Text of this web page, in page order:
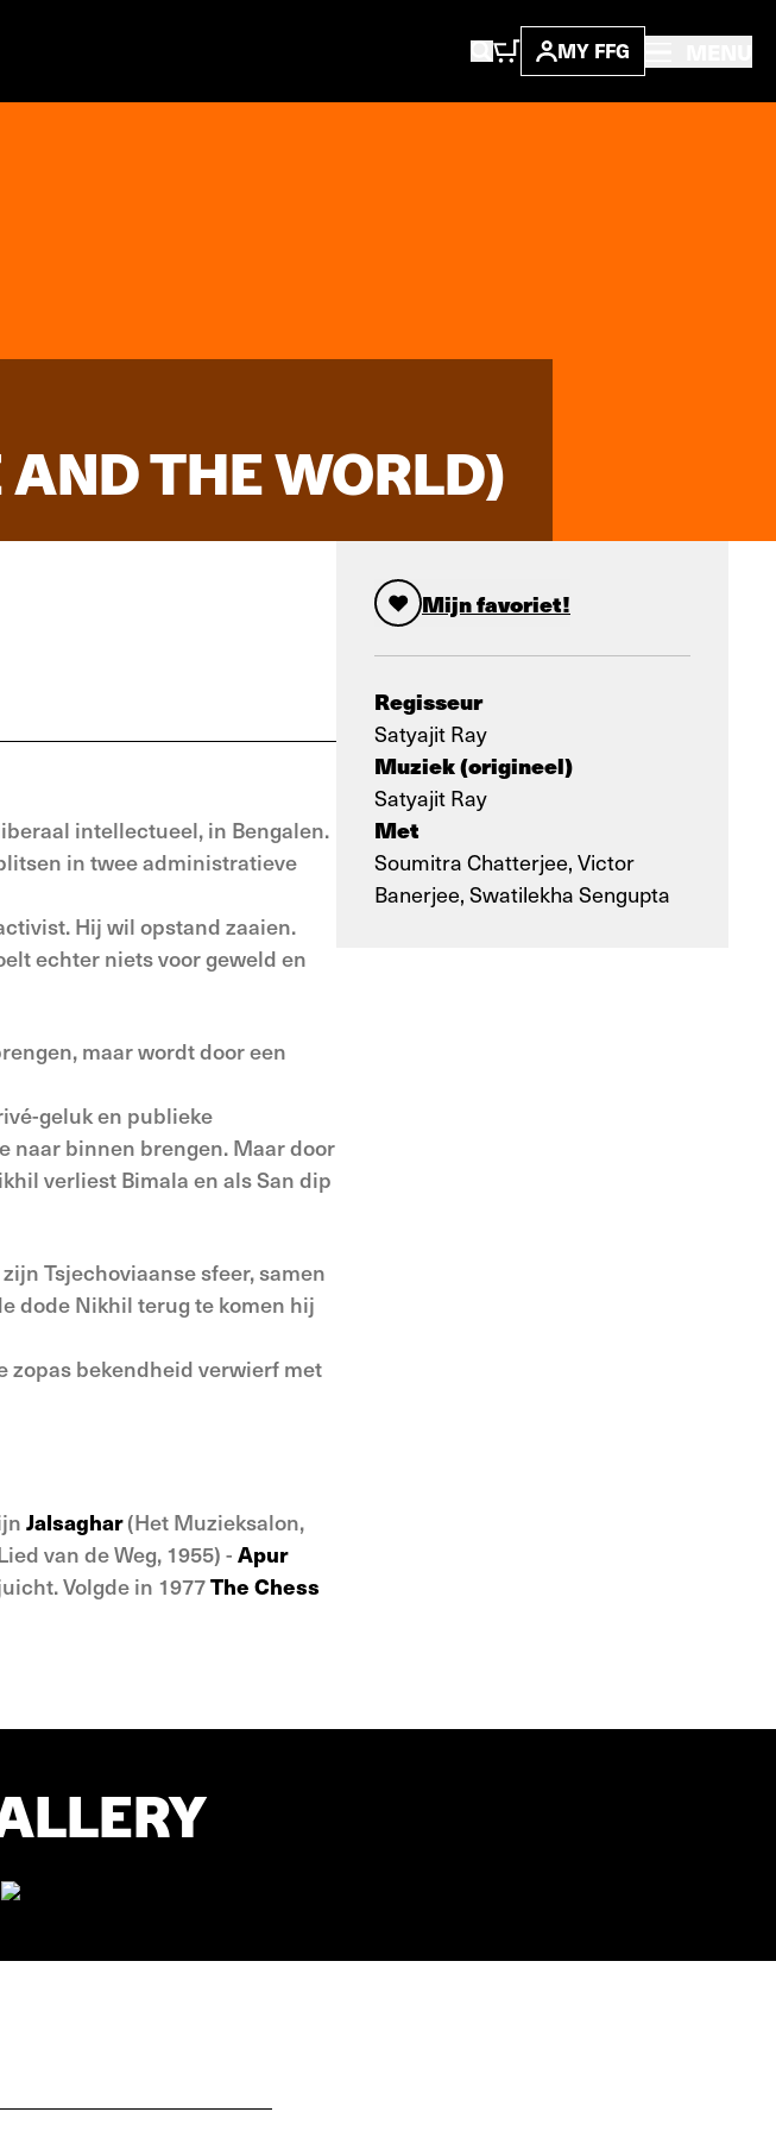
MY FFG
THE WORLD)
Mijn favoriet!
Regisseur
Satyajit Ray
Muziek (origineel)
Satyajit Ray
Met
Soumitra Chatterjee, Victor
Banerjee, Swatilekha Sengupta
intellectueel, in Bengalen.
in twee administratieve
Hij wil opstand zaaien.
echter niets voor geweld en
maar wordt door een
geluk en publieke
naar binnen brengen. Maar door
verliest Bimala en als San dip
Tsjechoviaanse sfeer, samen
dode Nikhil terug te komen hij
zopas bekendheid verwierf met
Jalsaghar(Het Muzieksalon,
van de Weg, 1955) - Apur
Volgde in 1977The Chess